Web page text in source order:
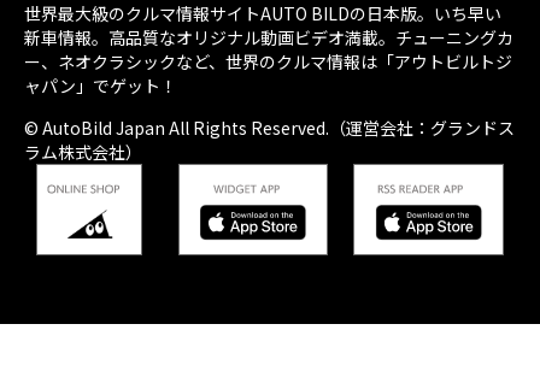
世界最大級のクルマ情報サイトAUTO BILDの日本版。いち早い
新車情報。高品質なオリジナル動画ビデオ満載。チューニングカ
ー、ネオクラシックなど、世界のクルマ情報は「アウトビルトジ
ャパン」でゲット！
© AutoBild Japan All Rights Reserved.（運営会社：グランドス
ラム株式会社）